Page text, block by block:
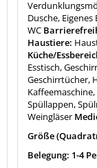
Dusche,
WC
Haustiere:
Küche/
Esstisch,
Geschirrtücher,
Spüllappen,
Weingläser
Größe
Belegung: 1-4